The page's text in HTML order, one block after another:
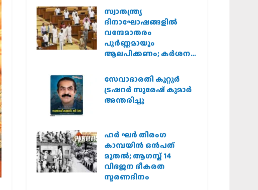
സ്വാതന്ത്ര്യ
ദിനാഘോഷങ്ങളിൽ
വന്ദേമാതരം
പൂർണ്ണമായും
ആലപിക്കണം; കർശന
സർക്കാർ
സേവാഭാരതി കുറ്റൂർ
ട്രഷറർ സുരേഷ് കുമാർ
അന്തരിച്ചു
ഹര്‍ ഘര്‍ തിരംഗ
കാമ്പയിന്‍ ഒന്‍പത്
മുതല്‍; ആഗസ്ത് 14
വിഭജന ഭീകരത
സ്മരണദിനം